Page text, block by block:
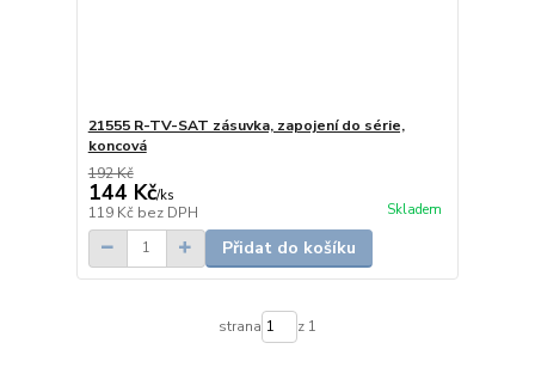
21555 R-TV-SAT zásuvka, zapojení do série,
koncová
192 Kč
144 Kč/ks
119 Kč bez DPH Skladem
Přidat do košíku
strana z 1